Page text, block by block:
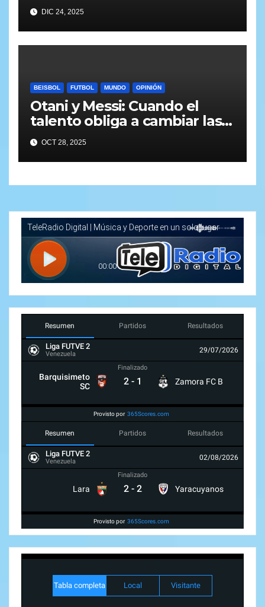
DIC 24, 2025
BEISBOL FUTBOL MUNDO OPINIÓN
Otani y Messi: Cuando el
talento obliga a cambiar las
reglas
OCT 28, 2025
Resumen Partidos Resultados
Liga FUTVE 2
Venezuela 29/07/2026
Barquisimeto
SC
Finalizado
2 - 1 Zamora FC B
Provisto por 365Scores.com
Resumen Partidos Resultados
Liga FUTVE 2
Venezuela 02/08/2026
Lara
Finalizado
2 - 2 Yaracuyanos
Provisto por 365Scores.com
Tabla completa Local Visitante